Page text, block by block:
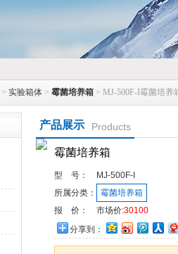
> 实验箱体 > 霉菌培养箱 > MJ-500F-I霉菌培养
产品展示 Products
霉菌培养箱
型 号：
MJ-500F-I
所属分类：
霉菌培养箱
报 价：
市场价:30100
分享到：